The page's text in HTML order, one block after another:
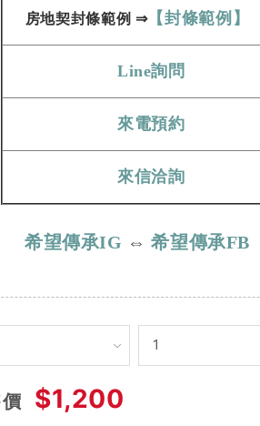
房地契封條範例​​​​​ ⇒【封條範例】
Line詢問
來電預約
來信洽詢
希望傳承IG ⇔希望傳承FB
$1,200